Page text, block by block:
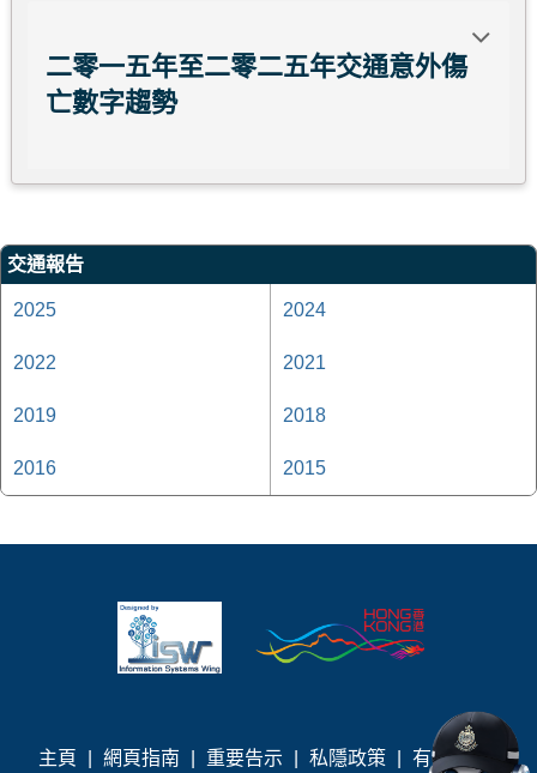
二零一五年至二零二五年交通意外傷
亡數字趨勢
交通報告
2025 2024
2022 2021
2019 2018
2016 2015
主頁 網頁指南 重要告示 私隱政策 有用連結